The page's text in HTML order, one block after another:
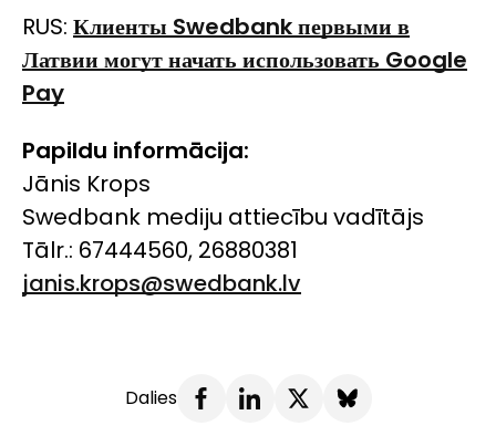
RUS: Клиенты Swedbankпервыми в
Латвии могут начать использовать Google
Pay
Papildu informācija:
Jānis Krops
Swedbank mediju attiecību vadītājs
Tālr.: 67444560, 26880381
janis.krops@swedbank.lv
Dalies